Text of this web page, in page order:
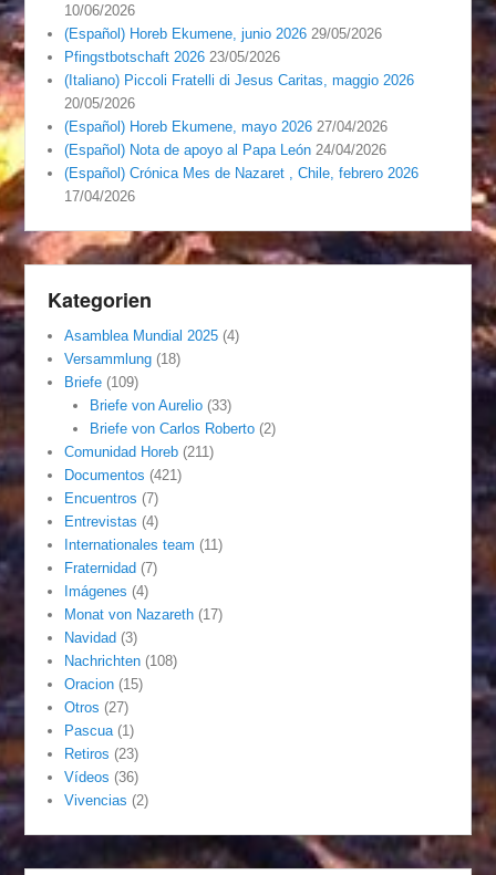
10/06/2026
(Español) Horeb Ekumene, junio 2026 29/05/2026
Pfingstbotschaft 2026 23/05/2026
(Italiano) Piccoli Fratelli di Jesus Caritas, maggio 2026
20/05/2026
(Español) Horeb Ekumene, mayo 2026 27/04/2026
(Español) Nota de apoyo al Papa León 24/04/2026
(Español) Crónica Mes de Nazaret , Chile, febrero 2026
17/04/2026
Kategorien
Asamblea Mundial 2025 (4)
Versammlung (18)
Briefe (109)
Briefe von Aurelio(33)
Briefe von Carlos Roberto(2)
Comunidad Horeb (211)
Documentos (421)
Encuentros (7)
Entrevistas (4)
Internationales team (11)
Fraternidad (7)
Imágenes (4)
Monat von Nazareth (17)
Navidad (3)
Nachrichten (108)
Oracion (15)
Otros (27)
Pascua (1)
Retiros (23)
Vídeos (36)
Vivencias (2)